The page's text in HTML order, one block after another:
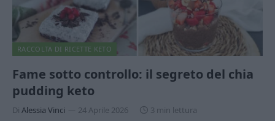
RACCOLTA DI RICETTE KETO
Fame sotto controllo: il segreto del chia
pudding keto
Di Alessia Vinci 24 Aprile 2026
3 min lettura